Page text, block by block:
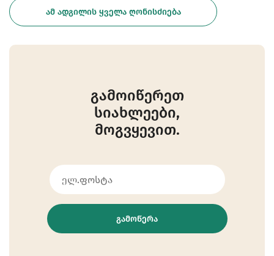
ᲐᲛ ᲐᲓᲒᲘᲚᲘᲡ ᲧᲕᲔᲚᲐ ᲦᲝᲜᲘᲡᲫᲘᲔᲑᲐ
გამოიწერეთ
სიახლეები,
მოგვყევით.
ᲒᲐᲛᲝᲬᲔᲠᲐ